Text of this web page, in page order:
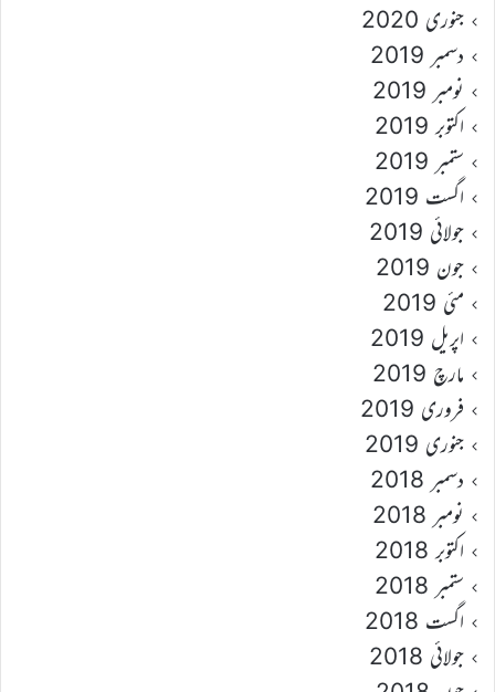
جنوری 2020
دسمبر 2019
نومبر 2019
اکتوبر 2019
ستمبر 2019
اگست 2019
جولائی 2019
جون 2019
مئی 2019
اپریل 2019
مارچ 2019
فروری 2019
جنوری 2019
دسمبر 2018
نومبر 2018
اکتوبر 2018
ستمبر 2018
اگست 2018
جولائی 2018